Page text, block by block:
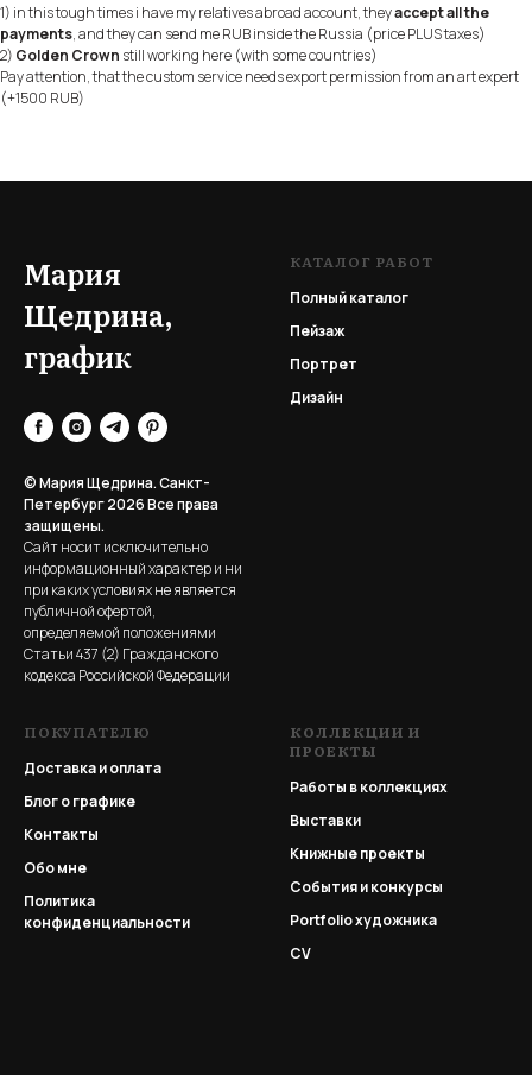
1) in this tough times i have my relatives abroad account, theyaccept all the
payments, and they can send me RUB inside the Russia (price PLUS taxes)
2) Golden Crown still working here (with some countries)
Pay attention, that the custom service needs export permission from an art expert
(+1500 RUB)
Мария
Щедрина,
график
© Мария Щедрина. Санкт-
Петербург 2026Все права
защищены.
Сайт носит исключительно
информационный характер и ни
при каких условиях не является
публичной офертой,
определяемой положениями
Статьи 437 (2) Гражданского
кодекса Российской Федерации
КАТАЛОГ РАБОТ
Полный каталог
Пейзаж
Портрет
Дизайн
ПОКУПАТЕЛЮ
Доставка и оплата
Блог о графике
Контакты
Обо мне
Политика
конфиденциальности
КОЛЛЕКЦИИ И
ПРОЕКТЫ
Работы в коллекциях
Выставки
Книжные проекты
События и конкурсы
Portfolioхудожника
CV